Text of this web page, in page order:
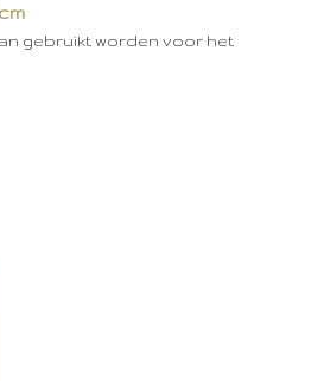
gebruikt worden voor het